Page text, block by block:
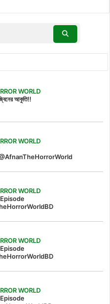
WORLD
আকুতি!!
WORLD
WORLD
WORLD
WORLD